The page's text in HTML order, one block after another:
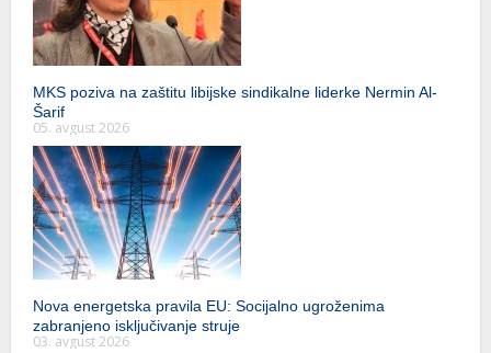
MKS poziva na zaštitu libijske sindikalne liderke Nermin Al-
Šarif
05. avgust 2026
Nova energetska pravila EU: Socijalno ugroženima
zabranjeno isključivanje struje
03. avgust 2026